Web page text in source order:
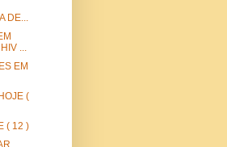
DE...
...
EM
(
( 12 )